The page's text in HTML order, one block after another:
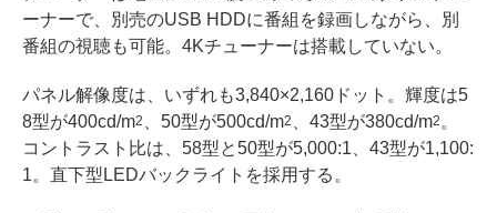
ーナーで、別売のUSB HDDに番組を録画しながら、別
番組の視聴も可能。4Kチューナーは搭載していない。
パネル解像度は、いずれも3,840×2,160ドット。輝度は5
8型が400cd/m2 、50型が500cd/m2 、43型が380cd/m2 。
コントラスト比は、58型と50型が5,000:1、43型が1,100:
1。直下型LEDバックライトを採用する。